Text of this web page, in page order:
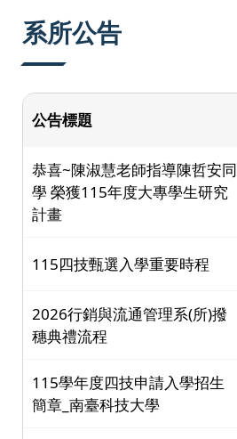
系所公告
公告標題
恭喜~陳淑慧老師指導陳哲安同
學 榮獲115年度大專學生研究
計畫
115四技甄選入學重要時程
2026行銷與流通管理系(所)撥
穗典禮流程
115學年度四技申請入學招生
簡章_南臺科技大學